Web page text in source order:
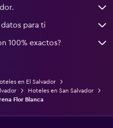
para ti
100% exactos?
en El Salvador
Hoteles en San Salvador
Flor Blanca